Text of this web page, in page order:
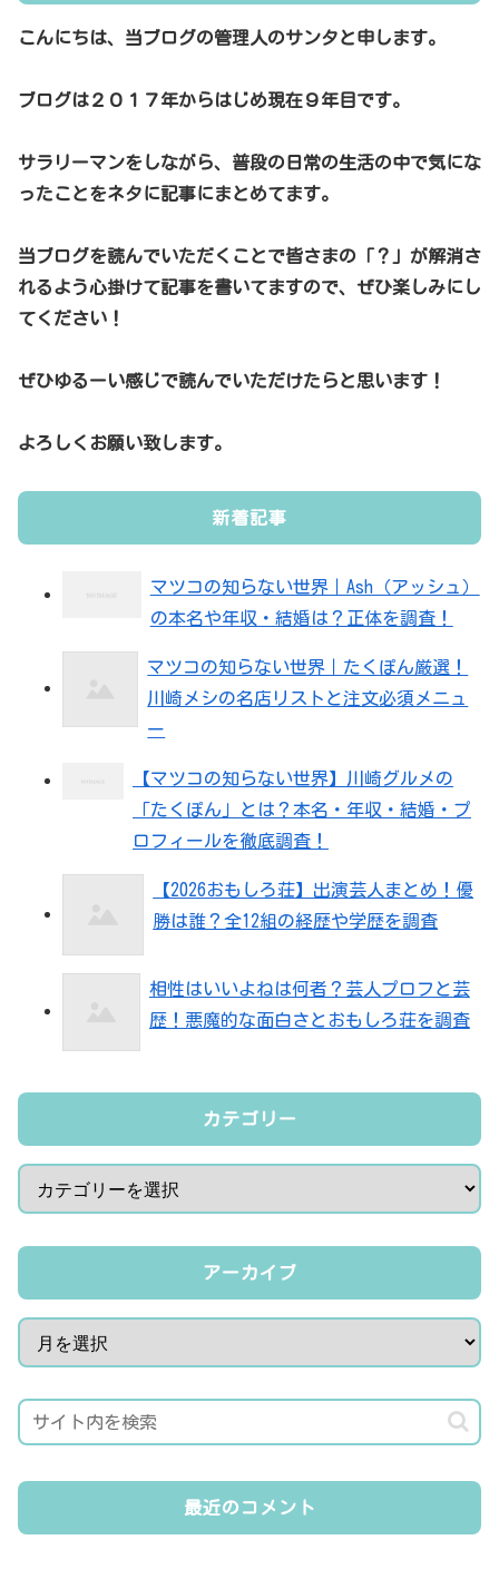
こんにちは、当ブログの管理人のサンタと申します。
ブログは２０１７年からはじめ現在９年目です。
サラリーマンをしながら、普段の日常の生活の中で気にな
ったことをネタに記事にまとめてます。
当ブログを読んでいただくことで皆さまの「？」が解消さ
れるよう心掛けて記事を書いてますので、ぜひ楽しみにし
てください！
ぜひゆるーい感じで読んでいただけたらと思います！
よろしくお願い致します。
新着記事
マツコの知らない世界｜Ash（アッシュ）
の本名や年収・結婚は？正体を調査！
マツコの知らない世界｜たくぽん厳選！
川崎メシの名店リストと注文必須メニュ
ー
【マツコの知らない世界】川崎グルメの
「たくぽん」とは？本名・年収・結婚・プ
ロフィールを徹底調査！
【2026おもしろ荘】出演芸人まとめ！優
勝は誰？全12組の経歴や学歴を調査
相性はいいよねは何者？芸人プロフと芸
歴！悪魔的な面白さとおもしろ荘を調査
カテゴリー
アーカイブ
最近のコメント